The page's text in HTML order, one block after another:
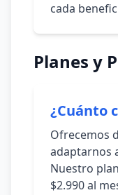
cada
Planes y
¿Cuánto
Ofrecemos
adaptarnos
Nuestro
$2.990 al